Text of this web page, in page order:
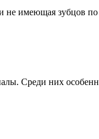
не имеющая зубцов
Среди них